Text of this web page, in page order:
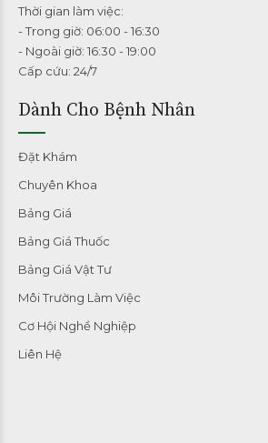
Thời gian làm việc:
- Trong giờ: 06:00 - 16:30
- Ngoài giờ: 16:30 - 19:00
Cấp cứu: 24/7
Dành Cho Bệnh Nhân
Đặt Khám
Chuyên Khoa
Bảng Giá
Bảng Giá Thuốc
Bảng Giá Vật Tư
Môi Trường Làm Việc
Cơ Hội Nghề Nghiệp
Liên Hệ